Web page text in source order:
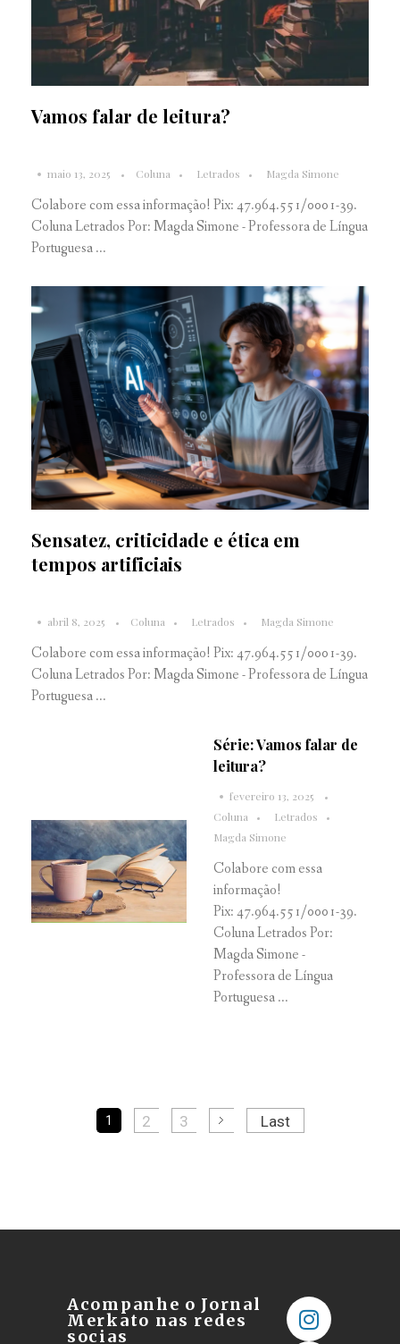
Vamos falar de leitura?
maio 13, 2025 Coluna Letrados Magda Simone
Colabore com essa informação! Pix: 47.964.551/0001-39.
Coluna Letrados Por: Magda Simone - Professora de Língua
Portuguesa ...
Sensatez, criticidade e ética em
tempos artificiais
abril 8, 2025 Coluna Letrados Magda Simone
Colabore com essa informação! Pix: 47.964.551/0001-39.
Coluna Letrados Por: Magda Simone - Professora de Língua
Portuguesa ...
Série: Vamos falar de
leitura?
fevereiro 13, 2025
Coluna
Letrados
Magda Simone
Colabore com essa
informação!
Pix: 47.964.551/0001-39.
Coluna Letrados Por:
Magda Simone -
Professora de Língua
Portuguesa ...
1 2 3 Last
Acompanhe o Jornal
Merkato nas redes
socias